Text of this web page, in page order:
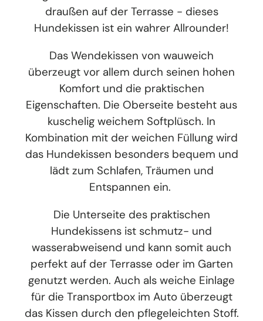
draußen auf der Terrasse - dieses
Hundekissen ist ein wahrer Allrounder!
Das Wendekissen von wauweich
überzeugt vor allem durch seinen hohen
Komfort und die praktischen
Eigenschaften. Die Oberseite besteht aus
kuschelig weichem Softplüsch. In
Kombination mit der weichen Füllung wird
das Hundekissen besonders bequem und
lädt zum Schlafen, Träumen und
Entspannen ein.
Die Unterseite des praktischen
Hundekissens ist schmutz- und
wasserabweisend und kann somit auch
perfekt auf der Terrasse oder im Garten
genutzt werden. Auch als weiche Einlage
für die Transportbox im Auto überzeugt
das Kissen durch den pflegeleichten Stoff.